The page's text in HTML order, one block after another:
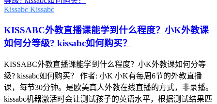
Kissabc Kissabc
KISSABC外教直播课能学到什么程度？小K外教课
如何分等级? kissabc如何购买？
KISSABC外教直播课能学到什么程度？小K外教课如何分等
级? kissabc如何购买？ 作者: 小K 小K有每周6节的外教直播
课，每节30分钟。是欧美真人外教在线直播的方式，非录播。
kissabc机器激活时会让测试孩子的英语水平，根据测试结果匹